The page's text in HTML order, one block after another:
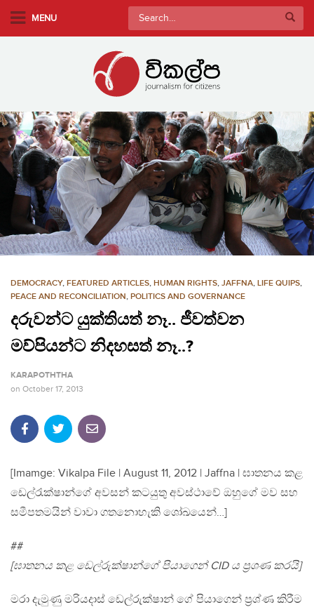
m
a
i
n
t
e
MENU
Search
for:
DEMOCRACY, FEATURED ARTICLES, HUMAN RIGHTS, JAFFNA, LIFE QUIPS,
PEACE AND RECONCILIATION, POLITICS AND GOVERNANCE
දරුවන්ට යුක්තියත් නෑ.. ජීවත්වන
මව්පියන්ට නිදහසත් නෑ..?
KARAPOTHTHA
on October 17, 2013
[Imamge: Vikalpa File | August 11, 2012 | Jaffna | ඝාතනය කළ
ඩෙල්රැක්ෂාන්ගේ අවසන් කටයුතු අවස්ථාවේ ඔහුගේ මව සහ
සමීපතමයින් වාවා ගතනොහැකි ශෝඛයෙන්…]
##
[ඝාතනය කළ ඩෙල්රුක්ෂාන්ගේ පියාගෙන් CID ය ප්‍රශණ කරයි]
මරා දැමුණු මරියදාස් ඩෙල්රුක්ෂාන් ගේ පියාගෙන් ප්‍රශ්ණ කිරීම